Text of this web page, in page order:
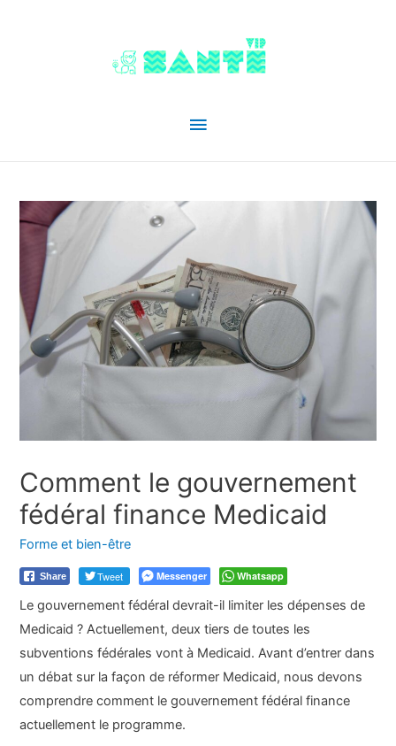
Menu
Comment le gouvernement
fédéral finance Medicaid
Forme et bien-être
Share Tweet Messenger Whatsapp
Le gouvernement fédéral devrait-il limiter les dépenses de
Medicaid ? Actuellement, deux tiers de toutes les
subventions fédérales vont à Medicaid. Avant d’entrer dans
un débat sur la façon de réformer Medicaid, nous devons
comprendre comment le gouvernement fédéral finance
actuellement le programme.